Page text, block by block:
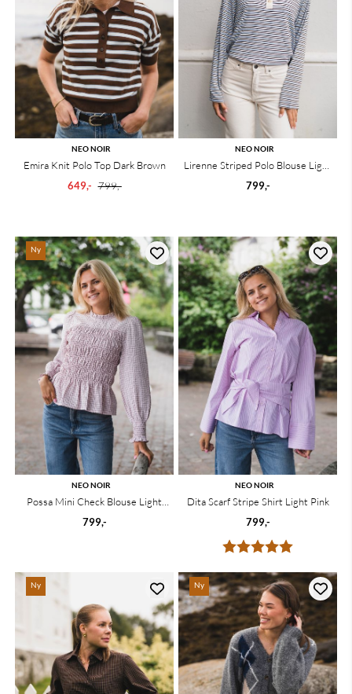
NEO NOIR
Emira Knit Polo Top Dark Brown
649,- 799,-
NEO NOIR
Lirenne Striped Polo Blouse Light
Blue
799,-
Ny
NEO NOIR
Possa Mini Check Blouse Light
Pink
799,-
Karakter:
NEO NOIR
Dita Scarf Stripe Shirt Light Pink
799,-
Ny Ny